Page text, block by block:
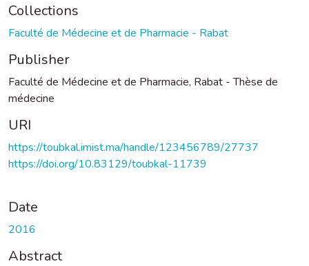
Collections
Faculté de Médecine et de Pharmacie - Rabat
Publisher
Faculté de Médecine et de Pharmacie, Rabat - Thèse de
médecine
URI
https://toubkal.imist.ma/handle/123456789/27737
https://doi.org/10.83129/toubkal-11739
Date
2016
Abstract